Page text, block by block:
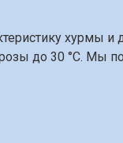
хурмы
до 30 °C. Мы